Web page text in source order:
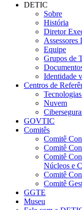
DETIC
Sobre
História
Diretor
Assessores
Equipe
Grupos de
Identidade
Centros de
Nuvem
GOVTIC
Comitês
Comitê
Comitê
Comitê
Núcleos e
Comitê
Comitê
GGTE
Museu